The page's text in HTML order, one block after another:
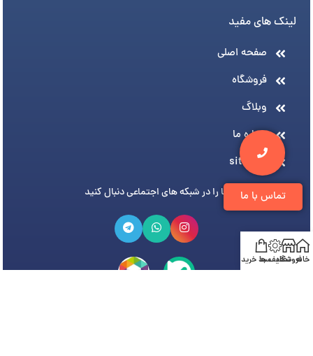
تماس با ما
لینک های مفید
صفحه اصلی
فروشگاه
وبلاگ
درباره ما
sitemap
ما را در شبکه های اجتماعی دنبال کنید
خانهفروشگاه
تخفیف هاسبد خرید